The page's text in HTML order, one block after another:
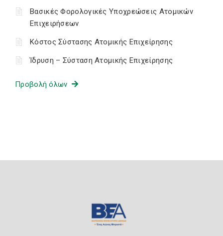
Βασικές Φορολογικές Υποχρεώσεις Ατομικών
Επιχειρήσεων
Κόστος Σύστασης Ατομικής Επιχείρησης
Ίδρυση – Σύσταση Ατομικής Επιχείρησης
Προβολή όλων